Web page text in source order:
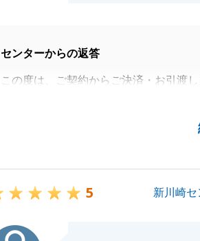
センターからの返答
この度は、ご契約からご決済・お引渡
O様のご購入のお手伝いをさせていた
今後も何かお困り事やご相談などござ
この度は誠にありがとうございました。
5 新川崎セ